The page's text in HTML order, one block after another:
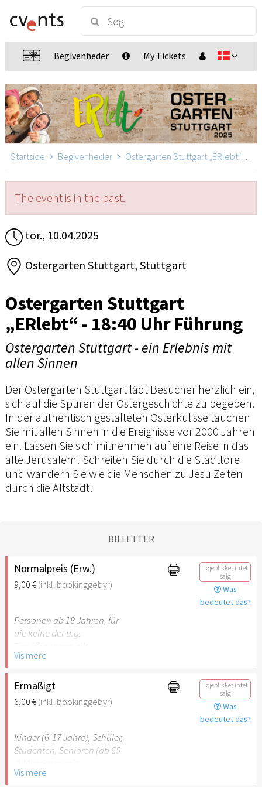
Begivenheder My Tickets
Startside Begivenheder Ostergarten Stuttgart „ERlebt“
The event is in the past.
tor., 10.04.2025
Ostergarten Stuttgart, Stuttgart
Ostergarten Stuttgart
„ERlebt“ - 18:40 Uhr Führung
Ostergarten Stuttgart - ein Erlebnis mit
allen Sinnen
Der Ostergarten Stuttgart lädt Besucher herzlich ein,
sich auf die Spuren der Ostergeschichte zu begeben.
In der authentisch gestalteten Osterkulisse tauchen
Sie mit allen Sinnen in die Ereignisse vor 2000 Jahren
ein. Lassen Sie sich mitnehmen auf eine Reise in das
alte Jerusalem! Schreiten Sie durch die Stadttore
und wandern Sie wie die Menschen zu Jesu Zeiten
durch die Altstadt!
BILLETTER
Normalpreis (Erw.)
9,00 €(inkl. bookinggebyr)
I øjeblikket intet
salg
Was
bedeutet das?
Personen ab 18 Jahren, für
die keine der u.g.
Vis mere
Ermäßigt
6,00 €(inkl. bookinggebyr)
I øjeblikket intet
salg
Was
bedeutet das?
Kinder (6-17 Jahre), Schüler,
Studenten, Senioren (ab 65
Behinderung (ab 50%),
Vis mere